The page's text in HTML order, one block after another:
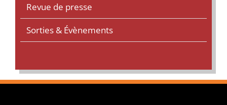
Revue de presse
Sorties & Évènements